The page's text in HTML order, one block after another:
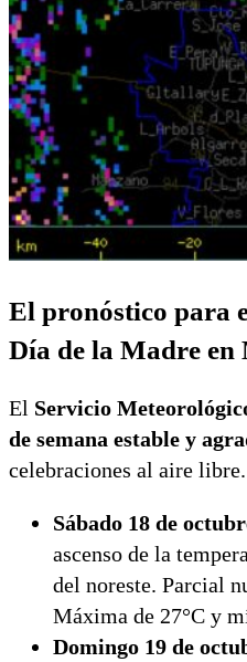
El pronóstico para
Día de la Madre en
El Servicio
de semana estable y
celebraciones al aire libre.
Sábado 18 de
ascenso de la
del noreste. Parcial
Máxima de 27°C y
Domingo 19 de